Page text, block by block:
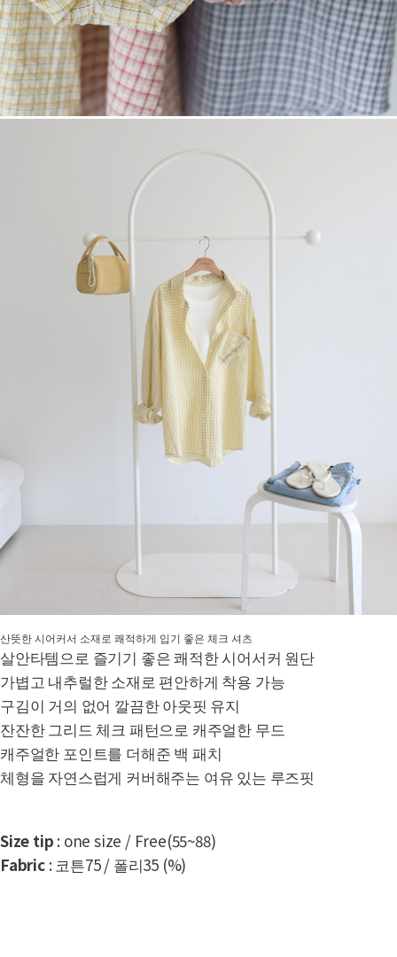
산뜻한 시어커서 소재로 쾌적하게 입기 좋은 체크 셔츠
살안타템으로 즐기기 좋은 쾌적한 시어서커 원단
가볍고 내추럴한 소재로 편안하게 착용 가능
구김이 거의 없어 깔끔한 아웃핏 유지
잔잔한 그리드 체크 패턴으로 캐주얼한 무드
캐주얼한 포인트를 더해준 백 패치
체형을 자연스럽게 커버해주는 여유 있는 루즈핏
Size tip : one size / Free(55~88)
Fabric: 코튼75 / 폴리35 (%)